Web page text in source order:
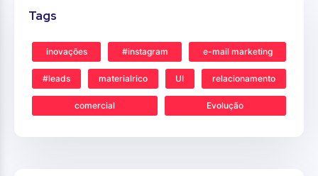
Tags
inovações #instagram e-mail marketing
#leads materialrico UI relacionamento
comercial Evolução